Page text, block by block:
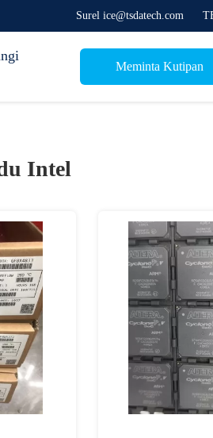
Surel ice@tsdatech.com
Meminta Kutipan
Intel